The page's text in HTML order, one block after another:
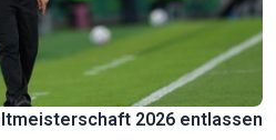
2026 entlassen